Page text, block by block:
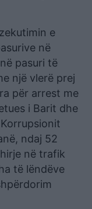
e
në
pasuri të
një vlerë prej
për arrest me
i Barit dhe
ndaj 52
në trafik
të lëndëve